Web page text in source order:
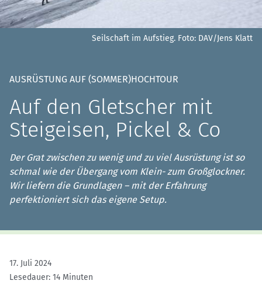
Seilschaft im Aufstieg. Foto: DAV/Jens Klatt
AUSRÜSTUNG AUF (SOMMER)HOCHTOUR
Auf den Gletscher mit
Steigeisen, Pickel & Co
Der Grat zwischen zu wenig und zu viel Ausrüstung ist so
schmal wie der Übergang vom Klein- zum Großglockner.
Wir liefern die Grundlagen – mit der Erfahrung
perfektioniert sich das eigene Setup.
17. Juli 2024
Lesedauer: 14 Minuten